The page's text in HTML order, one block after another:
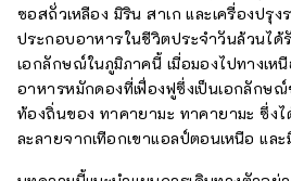
ซอสถั่วเหลือง มิริน สาเก และเครื่องปรุ
ประกอบอาหารในชีวิตประจำวันล้วนไ
เอกลักษณ์ในภูมิภาคนี้ เมื่อมองไปทางเ
อาหารหมักดองที่เฟื่องฟูซึ่งเป็นเอกลักษณ์
ท้องถิ่นของ ทาคายามะ ทาคายามะ ซึ่งไ
ละลายจากเทือกเขาแอลป์ตอนเหนือ และ